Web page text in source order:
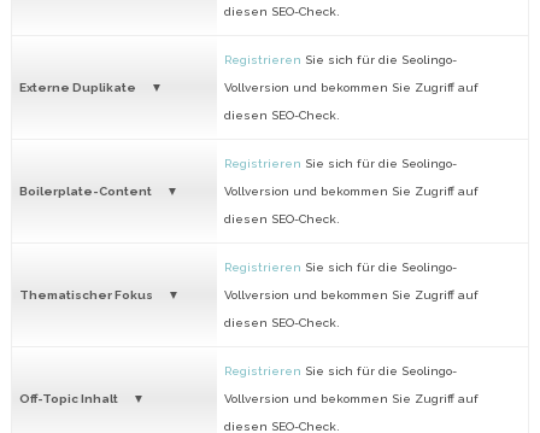
diesen SEO-Check.
Externe Duplikate
Registrieren Sie sich für die Seolingo-
Vollversion und bekommen Sie Zugriff auf
diesen SEO-Check.
Boilerplate-Content
Registrieren Sie sich für die Seolingo-
Vollversion und bekommen Sie Zugriff auf
diesen SEO-Check.
Thematischer Fokus
Registrieren Sie sich für die Seolingo-
Vollversion und bekommen Sie Zugriff auf
diesen SEO-Check.
Off-Topic Inhalt
Registrieren Sie sich für die Seolingo-
Vollversion und bekommen Sie Zugriff auf
diesen SEO-Check.